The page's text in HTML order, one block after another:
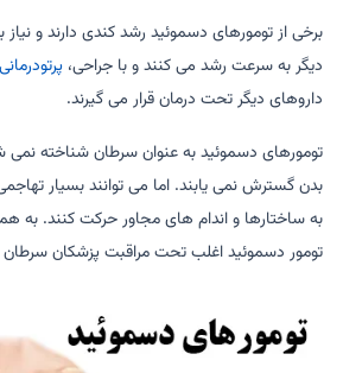
برخی از تومورهای دسموئید رشد کندی دارند و نیاز
دیگر به سرعت رشد می کنند و با جراحی،پرتودرمانی
داروهای دیگر تحت درمان قرار می گیرند.
تومورهای دسموئید به عنوان سرطان شناخته نمی
بدن گسترش نمی یابند. اما می توانند بسیار
به ساختارها و اندام های مجاور حرکت کنند. به
تومور دسموئید اغلب تحت مراقبت پزشکان سرطان